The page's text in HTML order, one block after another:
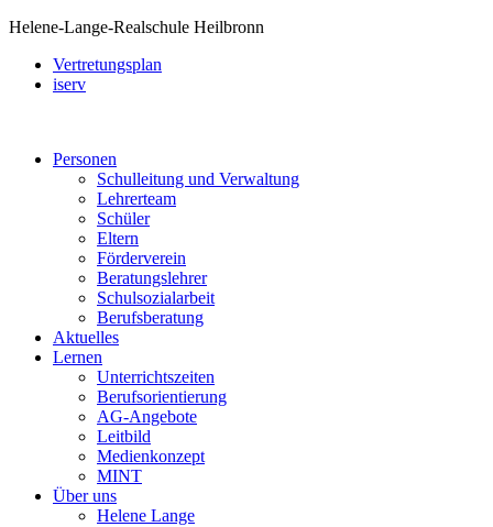
Helene-Lange-Realschule Heilbronn
Vertretungsplan
iserv
Personen
Schulleitung und Verwaltung
Lehrerteam
Schüler
Eltern
Förderverein
Beratungslehrer
Schulsozialarbeit
Berufsberatung
Aktuelles
Lernen
Unterrichtszeiten
Berufsorientierung
AG-Angebote
Leitbild
Medienkonzept
MINT
Über uns
Helene Lange